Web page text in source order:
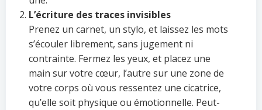
L’écriture des traces invisibles
Prenez un carnet, un stylo, et laissez les mots
s’écouler librement, sans jugement ni
contrainte. Fermez les yeux, et placez une
main sur votre cœur, l’autre sur une zone de
votre corps où vous ressentez une cicatrice,
qu’elle soit physique ou émotionnelle. Peut-